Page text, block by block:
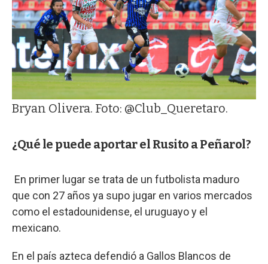
Bryan Olivera. Foto: @Club_Queretaro.
¿Qué le puede aportar el Rusito a Peñarol?
En primer lugar se trata de un futbolista maduro
que con 27 años ya supo jugar en varios mercados
como el estadounidense, el uruguayo y el
mexicano.
En el país azteca defendió a Gallos Blancos de